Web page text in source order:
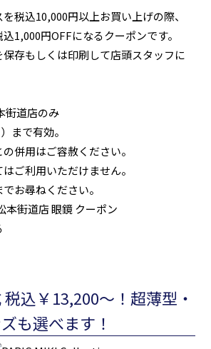
税込10,000円以上お買い上げの際、
1,000円OFFになるクーポンです。
存もしくは印刷して店頭スタッフに
街道店のみ
まで有効。
併用はご容赦ください。
ご利用いただけません。
お尋ねください。
込￥13,200～！超薄型・
も選べます！